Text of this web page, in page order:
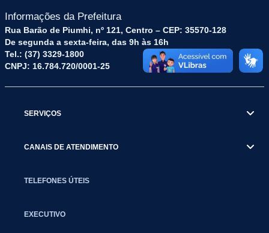
Informações da Prefeitura
Rua Barão de Piumhi, nº 121, Centro – CEP: 35570-128
De segunda a sexta-feira, das 9h às 16h
Tel.: (37) 3329-1800
CNPJ: 16.784.720/0001-25
SERVIÇOS
CANAIS DE ATENDIMENTO
TELEFONES ÚTEIS
EXECUTIVO